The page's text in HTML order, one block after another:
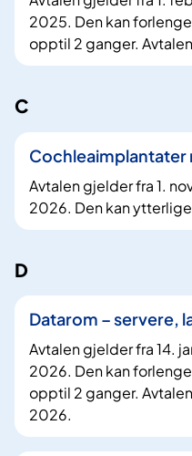
2025. Den kan
opptil 2 ganger.
C
Avtalen gjelder fra 1.
2026. Den kan
D
Datarom – servere,
Avtalen gjelder fra 14.
2026. Den kan
opptil 2 ganger.
2026.